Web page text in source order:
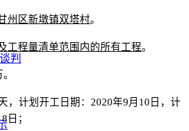
判
州 区新墩镇双塔村。
工程量清单范围内的所有工程。
，计划开工日期： 2020年9月 10 日，计
8 日；